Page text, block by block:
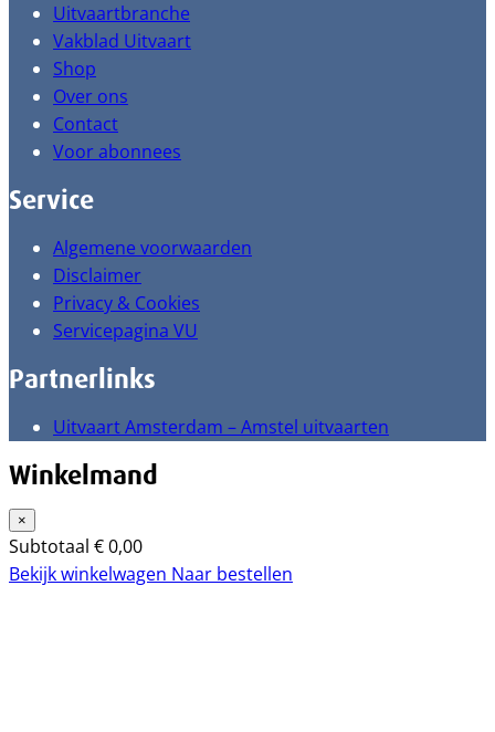
Uitvaartbranche
Vakblad Uitvaart
Shop
Over ons
Contact
Voor abonnees
Service
Algemene voorwaarden
Disclaimer
Privacy & Cookies
Servicepagina VU
Partnerlinks
Uitvaart Amsterdam – Amstel uitvaarten
Winkelmand
×
Subtotaal €0,00
Bekijk winkelwagen Naar bestellen